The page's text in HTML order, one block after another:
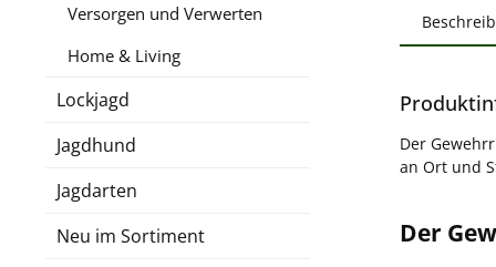
Versorgen und Verwerten
Home & Living
Lockjagd
Jagdhund
Jagdarten
Neu im Sortiment
Der
an Ort und
Der